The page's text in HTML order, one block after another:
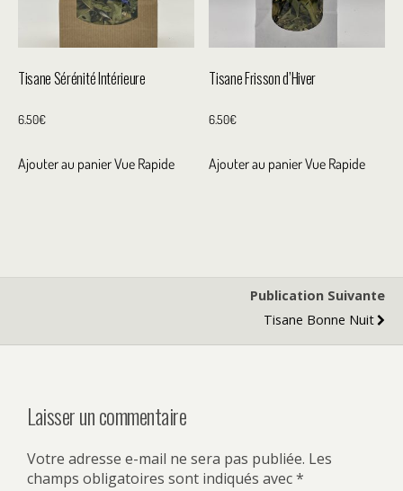
Tisane Sérénité Intérieure
6.50€
Ajouter au panierVue Rapide
Tisane Frisson d’Hiver
6.50€
Ajouter au panierVue Rapide
Publication Suivante
Tisane Bonne Nuit
Laisser un commentaire
Votre adresse e-mail ne sera pas publiée. Les
champs obligatoires sont indiqués avec*